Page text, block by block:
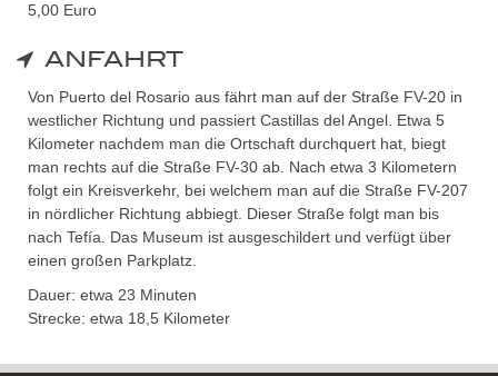
5,00 Euro
ANFAHRT
Von Puerto del Rosario aus fährt man auf der Straße FV-20 in
westlicher Richtung und passiert Castillas del Angel. Etwa 5
Kilometer nachdem man die Ortschaft durchquert hat, biegt
man rechts auf die Straße FV-30 ab. Nach etwa 3 Kilometern
folgt ein Kreisverkehr, bei welchem man auf die Straße FV-207
in nördlicher Richtung abbiegt. Dieser Straße folgt man bis
nach Tefía. Das Museum ist ausgeschildert und verfügt über
einen großen Parkplatz.
Dauer: etwa 23 Minuten
Strecke: etwa 18,5 Kilometer